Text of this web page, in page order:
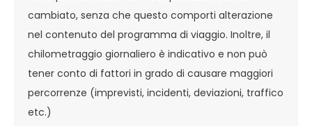
cambiato, senza che questo comporti alterazione
nel contenuto del programma di viaggio. Inoltre, il
chilometraggio giornaliero è indicativo e non può
tener conto di fattori in grado di causare maggiori
percorrenze (imprevisti, incidenti, deviazioni, traffico
etc.)